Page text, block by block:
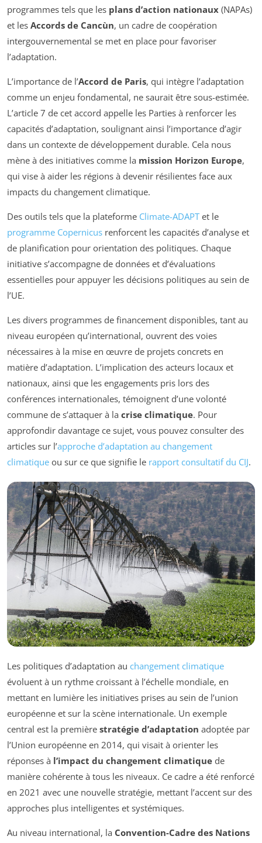
programmes tels que les plans d’action nationaux (NAPAs)
et les Accords de Cancùn, un cadre de coopération
intergouvernemental se met en place pour favoriser
l’adaptation.
L’importance de l’Accord de Paris, qui intègre l’adaptation
comme un enjeu fondamental, ne saurait être sous-estimée.
L’article 7 de cet accord appelle les Parties à renforcer les
capacités d’adaptation, soulignant ainsi l’importance d’agir
dans un contexte de développement durable. Cela nous
mène à des initiatives comme la mission Horizon Europe,
qui vise à aider les régions à devenir résilientes face aux
impacts du changement climatique.
Des outils tels que la plateforme Climate-ADAPT et le
programme Copernicus renforcent les capacités d’analyse et
de planification pour orientation des politiques. Chaque
initiative s’accompagne de données et d’évaluations
essentielles pour appuyer les décisions politiques au sein de
l’UE.
Les divers programmes de financement disponibles, tant au
niveau européen qu’international, ouvrent des voies
nécessaires à la mise en œuvre de projets concrets en
matière d’adaptation. L’implication des acteurs locaux et
nationaux, ainsi que les engagements pris lors des
conférences internationales, témoignent d’une volonté
commune de s’attaquer à la crise climatique. Pour
approfondir davantage ce sujet, vous pouvez consulter des
articles sur l’approche d’adaptation au changement
climatique ou sur ce que signifie le rapport consultatif du CIJ.
Les politiques d’adaptation au changement climatique
évoluent à un rythme croissant à l’échelle mondiale, en
mettant en lumière les initiatives prises au sein de l’union
européenne et sur la scène internationale. Un exemple
central est la première stratégie d’adaptation adoptée par
l’Union européenne en 2014, qui visait à orienter les
réponses à l’impact du changement climatique de
manière cohérente à tous les niveaux. Ce cadre a été renforcé
en 2021 avec une nouvelle stratégie, mettant l’accent sur des
approches plus intelligentes et systémiques.
Au niveau international, la Convention-Cadre des Nations